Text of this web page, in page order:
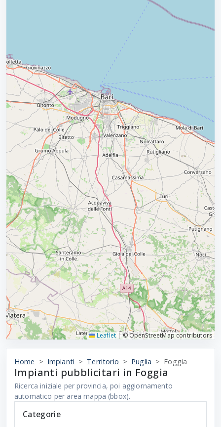
Leaflet |© OpenStreetMap contributors
Home Impianti Territorio Puglia Foggia
Impianti pubblicitari in Foggia
Ricerca iniziale per provincia, poi aggiornamento
automatico per area mappa (bbox).
Categorie